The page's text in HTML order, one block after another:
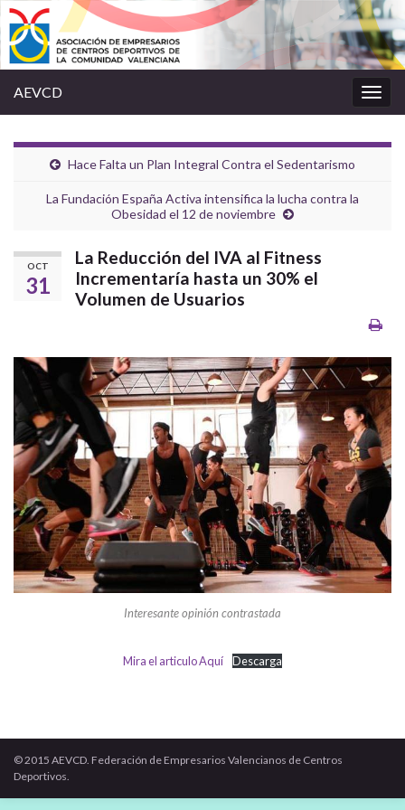
la
AEVCD
Hace Falta un Plan Integral Contra el Sedentarismo
La Fundación España Activa intensifica la lucha contra la
Obesidad el 12 de noviembre
OCT
31
La Reducción del IVA al Fitness
Incrementaría hasta un 30% el
Volumen de Usuarios
Interesante opinión contrastada
Mira el articulo Aquí Descarga
© 2015 AEVCD. Federación de Empresarios Valencianos de Centros
Deportivos.